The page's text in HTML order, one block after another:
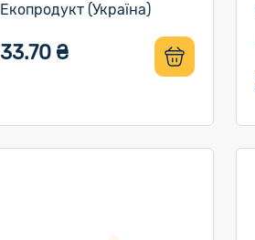
Екопродукт (Україна)
33.70 ₴